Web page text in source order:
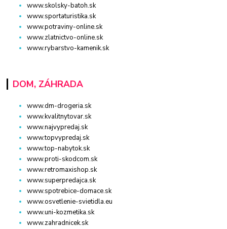
www.skolsky-batoh.sk
www.sportaturistika.sk
www.potraviny-online.sk
www.zlatnictvo-online.sk
www.rybarstvo-kamenik.sk
DOM, ZÁHRADA
www.dm-drogeria.sk
www.kvalitnytovar.sk
www.najvypredaj.sk
www.topvypredaj.sk
www.top-nabytok.sk
www.proti-skodcom.sk
www.retromaxishop.sk
www.superpredajca.sk
www.spotrebice-domace.sk
www.osvetlenie-svietidla.eu
www.uni-kozmetika.sk
www.zahradnicek.sk